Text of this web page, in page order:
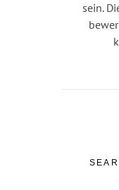
sein.